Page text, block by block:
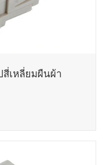
สี่เหลี่ยมผืนผ้า